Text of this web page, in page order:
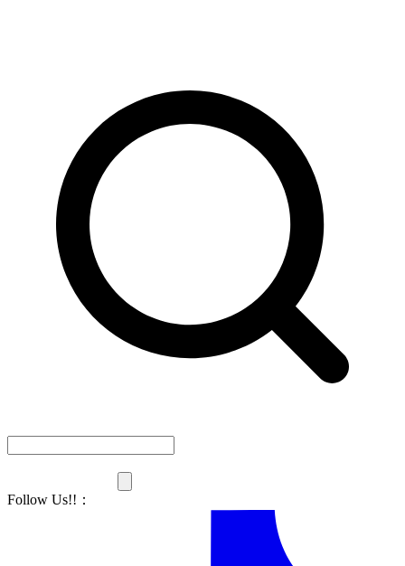
Follow Us!! ：